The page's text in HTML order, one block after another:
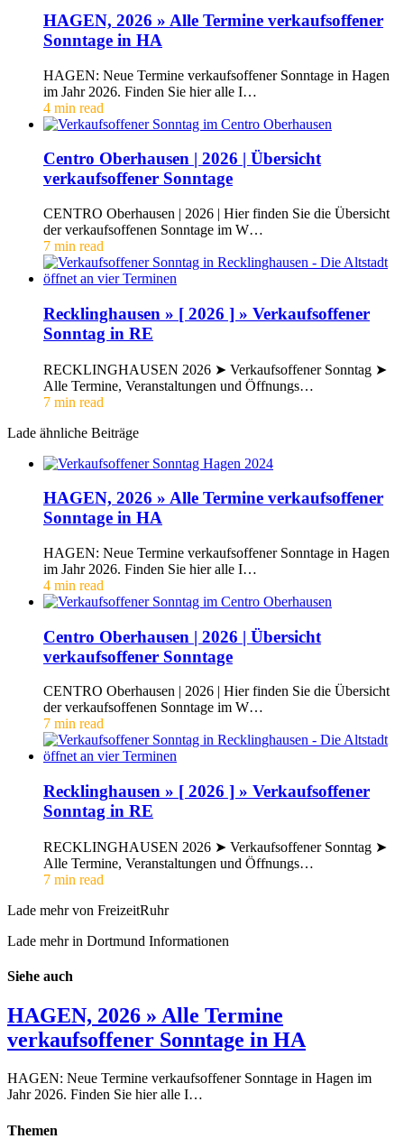
HAGEN, 2026 » Alle Termine verkaufsoffener
Sonntage in HA
HAGEN: Neue Termine verkaufsoffener Sonntage in Hagen
im Jahr 2026. Finden Sie hier alle I…
4 min read
Centro Oberhausen | 2026 | Übersicht
verkaufsoffener Sonntage
CENTRO Oberhausen | 2026 | Hier finden Sie die Übersicht
der verkaufsoffenen Sonntage im W…
7 min read
Recklinghausen » [ 2026 ] » Verkaufsoffener
Sonntag in RE
RECKLINGHAUSEN 2026 ➤ Verkaufsoffener Sonntag ➤
Alle Termine, Veranstaltungen und Öffnungs…
7 min read
Lade ähnliche Beiträge
HAGEN, 2026 » Alle Termine verkaufsoffener
Sonntage in HA
HAGEN: Neue Termine verkaufsoffener Sonntage in Hagen
im Jahr 2026. Finden Sie hier alle I…
4 min read
Centro Oberhausen | 2026 | Übersicht
verkaufsoffener Sonntage
CENTRO Oberhausen | 2026 | Hier finden Sie die Übersicht
der verkaufsoffenen Sonntage im W…
7 min read
Recklinghausen » [ 2026 ] » Verkaufsoffener
Sonntag in RE
RECKLINGHAUSEN 2026 ➤ Verkaufsoffener Sonntag ➤
Alle Termine, Veranstaltungen und Öffnungs…
7 min read
Lade mehr von FreizeitRuhr
Lade mehr in Dortmund Informationen
Siehe auch
HAGEN, 2026 » Alle Termine
verkaufsoffener Sonntage in HA
HAGEN: Neue Termine verkaufsoffener Sonntage in Hagen im
Jahr 2026. Finden Sie hier alle I…
Themen